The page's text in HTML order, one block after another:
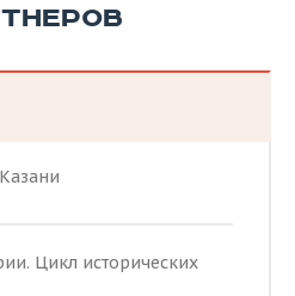
Цикл исторических